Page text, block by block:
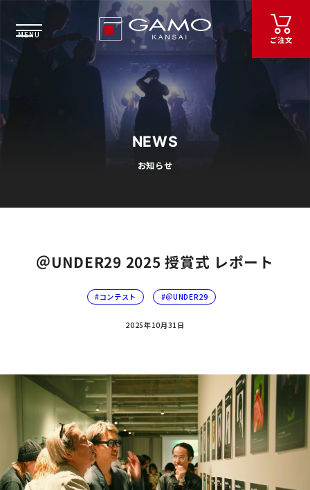
ご注文
NEWS
お知らせ
＠UNDER29 2025 授賞式 レポート
コンテスト ＠UNDER29
2025年10月31日